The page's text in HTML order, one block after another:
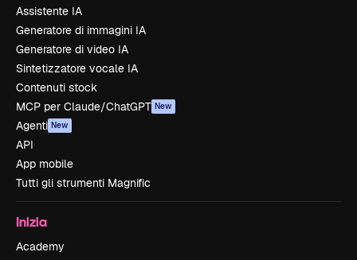
Assistente IA
Generatore di immagini IA
Generatore di video IA
Sintetizzatore vocale IA
Contenuti stock
MCP per Claude/ChatGPT New
Agenti New
API
App mobile
Tutti gli strumenti Magnific
Inizia
Academy